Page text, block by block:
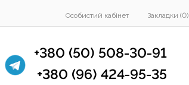
Особистий кабінет Закладки (0)
+380 (50) 508-30-91
+380 (96) 424-95-35